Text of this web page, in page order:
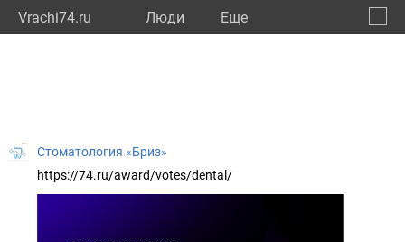
Vrachi74.ru Люди Eще
Стоматология «Бриз»
https://74.ru/award/votes/dental/